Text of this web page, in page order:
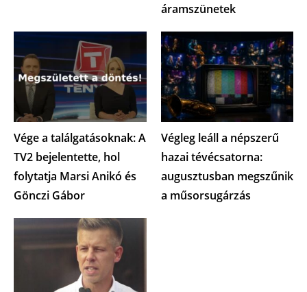
áramszünetek
Vége a találgatásoknak: A
TV2 bejelentette, hol
folytatja Marsi Anikó és
Gönczi Gábor
Végleg leáll a népszerű
hazai tévécsatorna:
augusztusban megszűnik
a műsorsugárzás